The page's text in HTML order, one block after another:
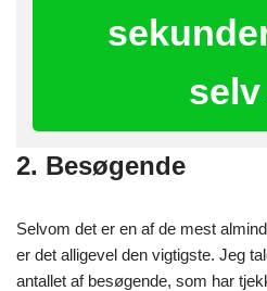
2. Besøgende
Selvom det er en af de mest
er det alligevel den vigtigste. Jeg
antallet af besøgende, som har